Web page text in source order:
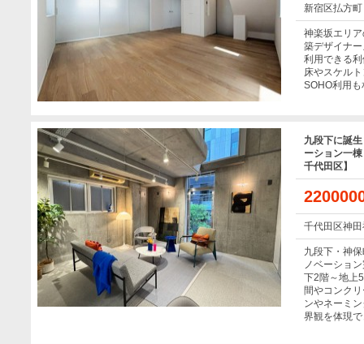
新宿区払方町
神楽坂エリ
築デザイナ
利用できる
床やスケル
SOHO利用
九段下に誕
ーション一
千代田区】
千代田区神
九段下・神
ノベーショ
下2階～地上
間やコンク
ンやネーミ
界観を体現